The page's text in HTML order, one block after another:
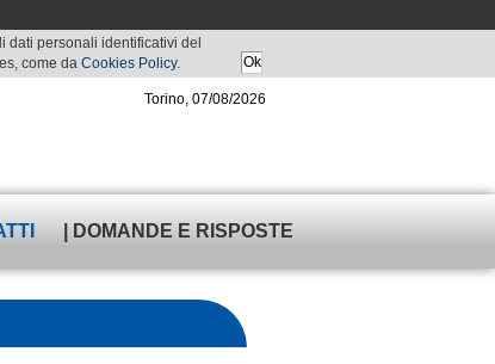
dati personali identificativi del
come da Cookies Policy.
Torino, 07/08/2026
| DOMANDE E RISPOSTE